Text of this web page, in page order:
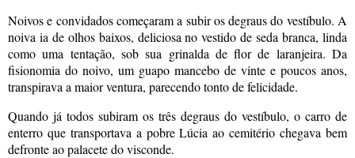
Noivos e convidados começaram a subir os degraus do vestíbulo. A
noiva ia de olhos baixos, deliciosa no vestido de seda branca, linda
como uma tentação, sob sua grinalda de flor de laranjeira. Da
fisionomia do noivo, um guapo mancebo de vinte e poucos anos,
transpirava a maior ventura, parecendo tonto de felicidade.
Quando já todos subiram os três degraus do vestíbulo, o carro de
enterro que transportava a pobre Lúcia ao cemitério chegava bem
defronte ao palacete do visconde.